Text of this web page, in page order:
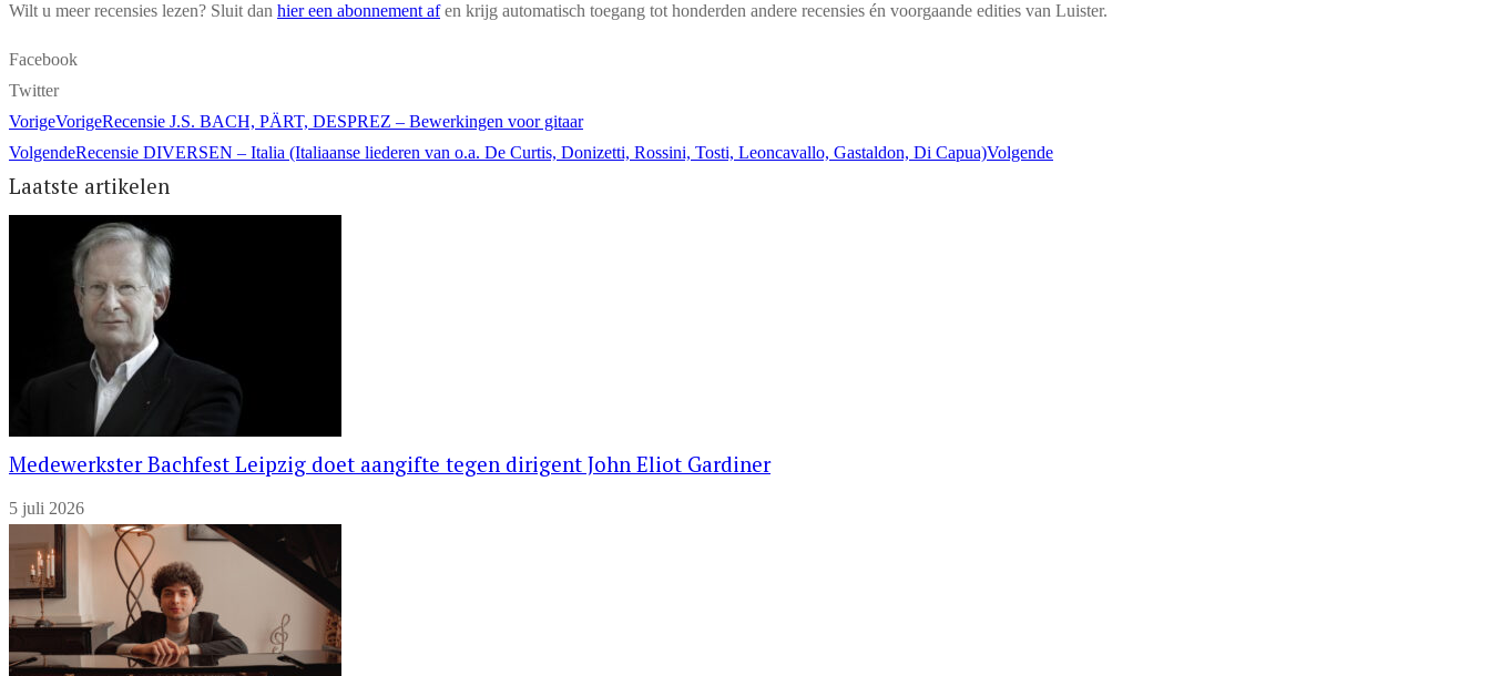
Wilt u meer recensies lezen? Sluit dan hier een abonnement afen krijg automatisch toegang tot honderden andere recensies én voorgaande edities van Luister.
Facebook
Twitter
VorigeVorigeRecensie J.S. BACH, PÄRT, DESPREZ – Bewerkingen voor gitaar
VolgendeRecensie DIVERSEN – Italia (Italiaanse liederen van o.a. De Curtis, Donizetti, Rossini, Tosti, Leoncavallo, Gastaldon, Di Capua)Volgende
Laatste artikelen
Medewerkster Bachfest Leipzig doet aangifte tegen dirigent John Eliot Gardiner
5 juli 2026